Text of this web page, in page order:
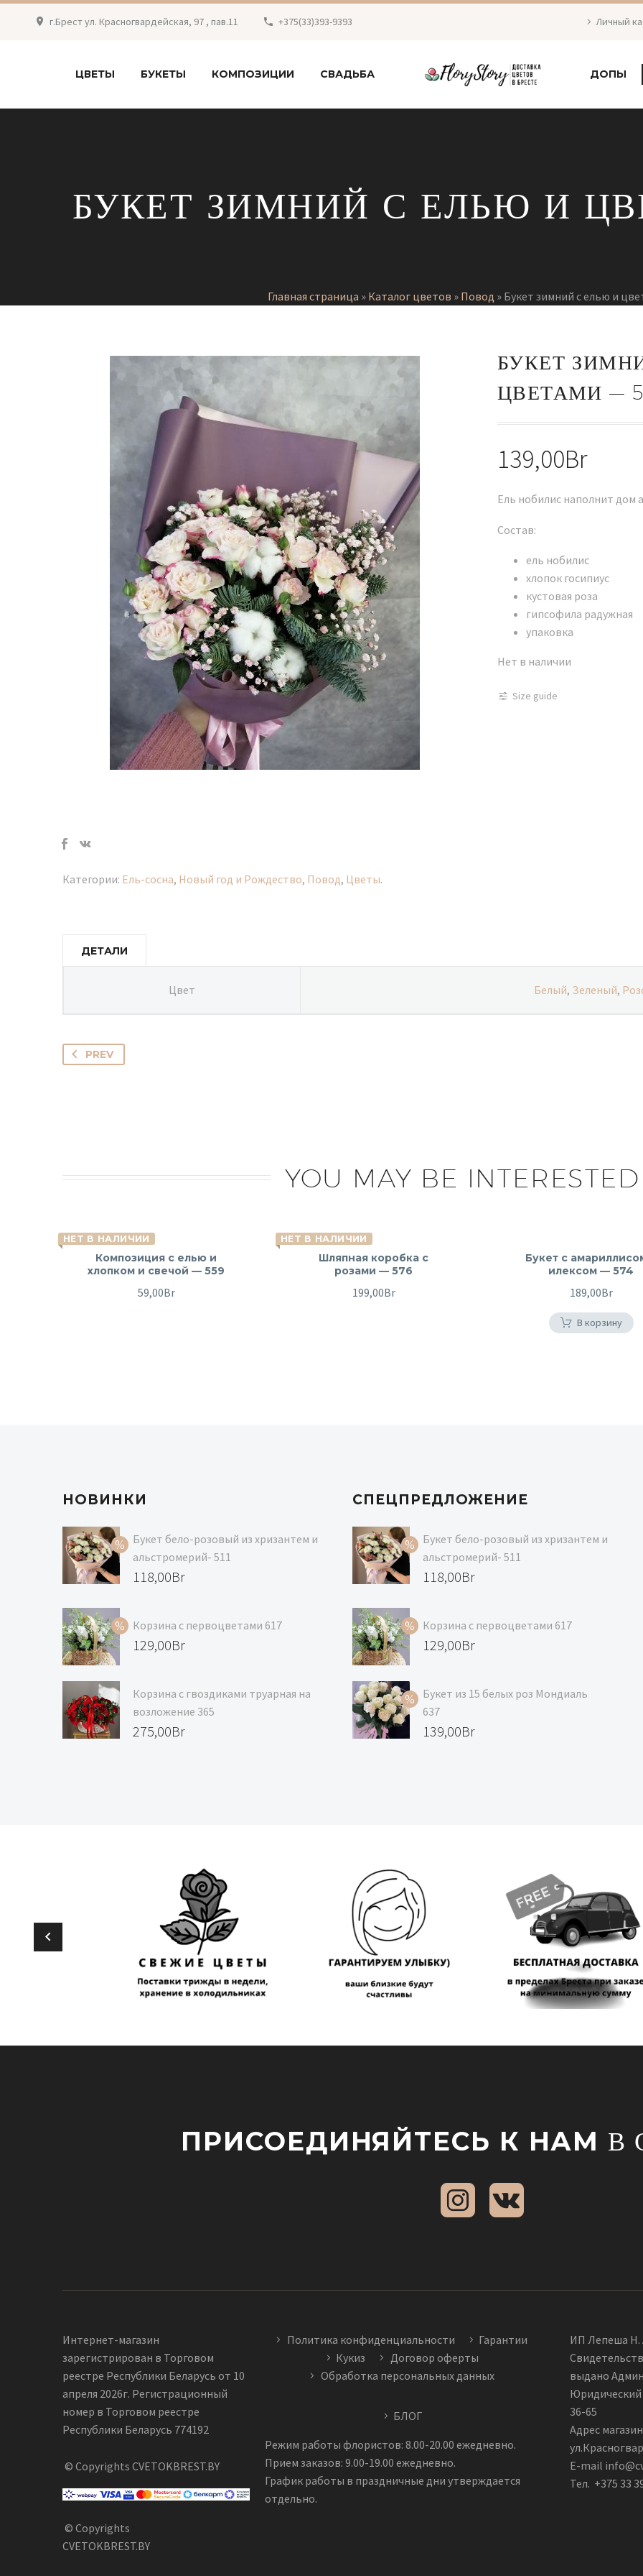
г.Брест ул. Красногвардейская, 97 , пав.11 +375(33)393-9393 Личный
ЦВЕТЫ БУКЕТЫ КОМПОЗИЦИИ СВАДЬБА ДОПЫ
БУКЕТ ЗИМНИЙ С ЕЛЬЮ И
Главная страница » Каталог цветов » Повод » Букет зимний с елью и
Категории: Ель-сосна, Новый год и Рождество, Повод, Цветы.
БУКЕТ
ЦВЕТАМИ —
139,00Br
Ель нобилис наполнит дом
Состав:
ель нобилис
хлопок госипиус
кустовая роза
гипсофила радужная
упаковка
Нет в наличии
Size guide
ДЕТАЛИ
Цвет Белый, Зеленый,
PREV
YOU MAY BE
НЕТ В НАЛИЧИИ
Композиция с елью и
хлопком и свечой — 559
59,00Br
НЕТ В НАЛИЧИИ
Шляпная коробка с
розами — 576
199,00Br
Букет с
илексом — 574
189,00Br
В корзину
НОВИНКИ
Букет бело-розовый из хризантем и
альстромерий- 511
Первоначальная
составляла
129,00Br.
118,00Br
цена:
118,00Br.
Корзина с первоцветами 617
Первоначальная
составляла
139,00Br.
129,00Br
цена:
129,00Br.
Корзина с гвоздиками труарная на
возложение 365
275,00Br
СПЕЦПРЕДЛОЖЕНИЕ
Букет бело-розовый из хризантем и
альстромерий- 511
Первоначальная
составляла
129,00Br.
118,00Br
цена:
118,00Br.
Корзина с первоцветами 617
Первоначальная
составляла
139,00Br.
129,00Br
цена:
129,00Br.
Букет из 15 белых роз Мондиаль
637
Первоначальная
139,00Br
ПРИСОЕДИНЯЙТЕСЬ К НАМ В
Интернет-магазин
зарегистрирован в Торговом
реестре Республики Беларусь от 10
апреля 2026г. Регистрационный
номер в Торговом реестре
Республики Беларусь 774192
© Copyrights CVETOKBREST.BY
© Copyrights
CVETOKBREST.BY
Политика конфиденциальности
Гарантии
Кукиз
Договор оферты
Обработка персональных данных
БЛОГ
Режим работы флористов: 8.00-20.00 ежедневно.
Прием заказов: 9.00-19.00 ежедневно.
График работы в праздничные дни утверждается
отдельно.
ИП Лепеша Н.
выдано
Юридический
36-65
Адрес
E-mail
Тел. +375 33